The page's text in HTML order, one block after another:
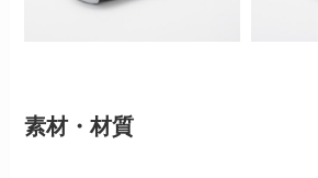
素材・材質